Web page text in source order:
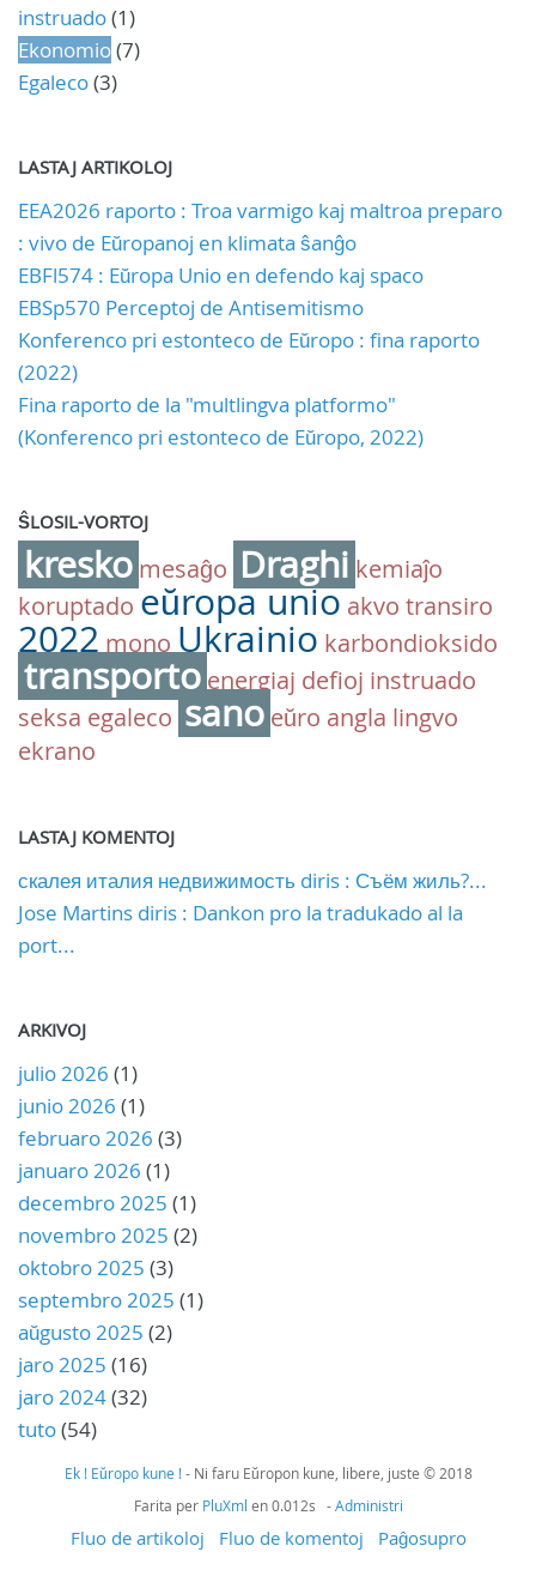
instruado(1)
Ekonomio(7)
Egaleco(3)
LASTAJ ARTIKOLOJ
EEA2026 raporto : Troa varmigo kaj maltroa preparo
: vivo de Eŭropanoj en klimata ŝanĝo
EBFl574 : Eŭropa Unio en defendo kaj spaco
EBSp570 Perceptoj de Antisemitismo
Konferenco pri estonteco de Eŭropo : fina raporto
(2022)
Fina raporto de la "multlingva platformo"
(Konferenco pri estonteco de Eŭropo, 2022)
ŜLOSIL-VORTOJ
kresko mesaĝo Draghi kemiaĵo
koruptado eŭropa unio akvo transiro
2022 mono Ukrainio karbondioksido
transporto energiaj defioj instruado
seksa egaleco sano eŭro angla lingvo
ekrano
LASTAJ KOMENTOJ
скалея италия недвижимость diris : Съём жиль?...
Jose Martins diris : Dankon pro la tradukado al la
port...
ARKIVOJ
julio 2026 (1)
junio 2026 (1)
februaro 2026 (3)
januaro 2026 (1)
decembro 2025 (1)
novembro 2025 (2)
oktobro 2025 (3)
septembro 2025 (1)
aŭgusto 2025 (2)
jaro 2025 (16)
jaro 2024(32)
tuto(54)
Ek ! Eŭropo kune !- Ni faru Eŭropon kune, libere, juste © 2018
Farita per PluXml en 0.012s -Administri
Fluo de artikoloj Fluo de komentoj Paĝosupro